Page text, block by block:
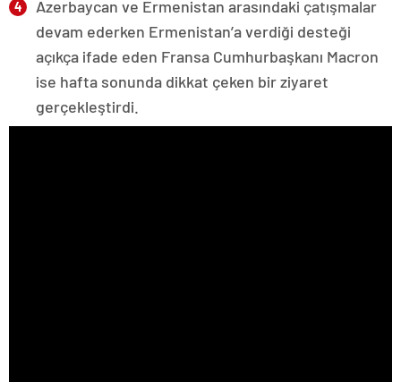
Azerbaycan ve Ermenistan arasındaki çatışmalar
devam ederken Ermenistan’a verdiği desteği
açıkça ifade eden Fransa Cumhurbaşkanı Macron
ise hafta sonunda dikkat çeken bir ziyaret
gerçekleştirdi.